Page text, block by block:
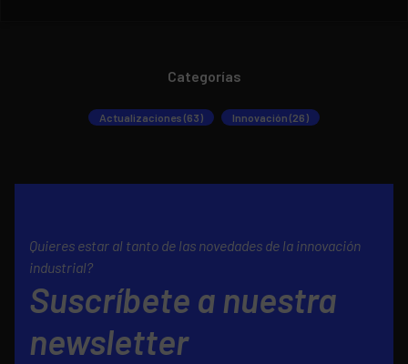
Categorías
Actualizaciones (63) Innovación (26)
Quieres estar al tanto de las novedades de la innovación
industrial?
Suscríbete a nuestra
newsletter